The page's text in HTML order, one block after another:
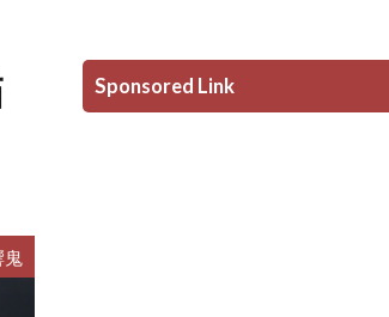
鬼
Sponsored Link